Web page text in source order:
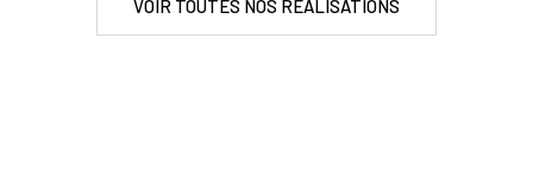
VOIR TOUTES NOS REALISATIONS